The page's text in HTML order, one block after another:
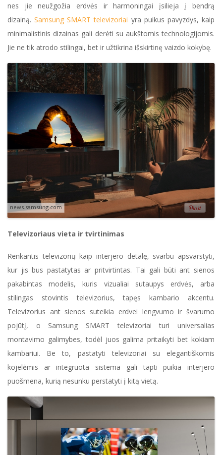
nes jie neužgožia erdvės ir harmoningai įsilieja į bendrą
dizainą.Samsung SMART televizoriai yra puikus pavyzdys, kaip
minimalistinis dizainas gali derėti su aukštomis technologijomis.
Jie ne tik atrodo stilingai, bet ir užtikrina išskirtinę vaizdo kokybę.
news.samsung.com
Televizoriaus vieta ir tvirtinimas
Renkantis televizorių kaip interjero detalę, svarbu apsvarstyti,
kur jis bus pastatytas ar pritvirtintas. Tai gali būti ant sienos
pakabintas modelis, kuris vizualiai sutaupys erdvės, arba
stilingas stovintis televizorius, tapęs kambario akcentu.
Televizorius ant sienos suteikia erdvei lengvumo ir švarumo
pojūtį, o Samsung SMART televizoriai turi universalias
montavimo galimybes, todėl juos galima pritaikyti bet kokiam
kambariui. Be to, pastatyti televizoriai su elegantiškomis
kojelėmis ar integruota sistema gali tapti puikia interjero
puošmena, kurią nesunku perstatyti į kitą vietą.